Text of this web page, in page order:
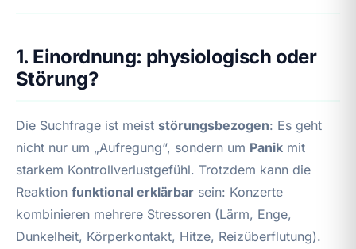
1. Einordnung: physiologisch oder
Störung?
Die Suchfrage ist meist störungsbezogen: Es geht
nicht nur um „Aufregung“, sondern um Panik mit
starkem Kontrollverlustgefühl. Trotzdem kann die
Reaktion funktional erklärbar sein: Konzerte
kombinieren mehrere Stressoren (Lärm, Enge,
Dunkelheit, Körperkontakt, Hitze, Reizüberflutung).